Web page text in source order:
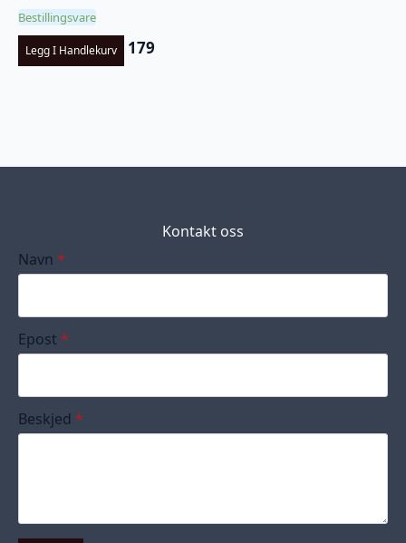
Bestillingsvare
Legg I Handlekurv 179
Kontakt oss
Navn *
Epost *
Beskjed *